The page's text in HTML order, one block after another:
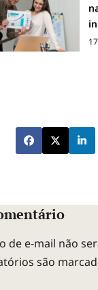
de e-mail não
são